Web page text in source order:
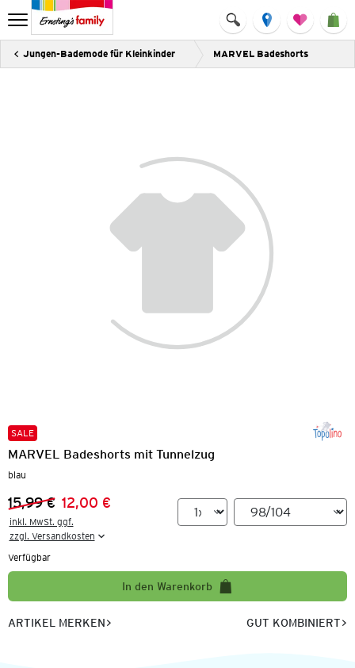
Jungen-Bademode für Kleinkinder MARVEL Badeshorts
SALE
MARVEL Badeshorts mit Tunnelzug
blau
Vorheriger Preis:
15,99 €
Neuer Preis:
12,00 €
inkl. MwSt. ggf.
zzgl. Versandkosten
Verfügbar
In den Warenkorb
ARTIKEL MERKEN GUT KOMBINIERT